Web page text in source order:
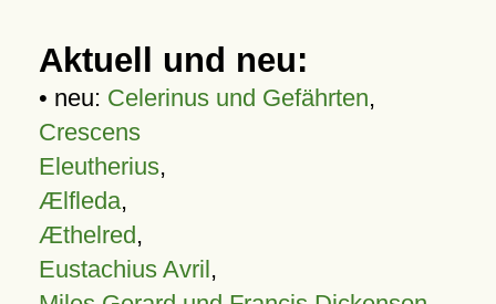
Aktuell und neu:
• neu: Celerinus und Gefährten,
Crescens
Eleutherius,
Ælfleda,
Æthelred,
Eustachius Avril,